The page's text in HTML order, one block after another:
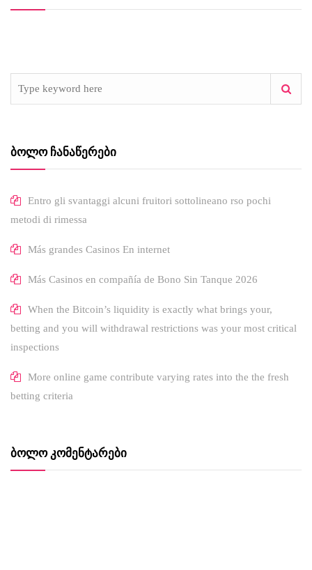
ᲑᲝᲚᲝ ᲩᲐᲜᲐᲬᲔᲠᲔᲑᲘ
Entro gli svantaggi alcuni fruitori sottolineano rso pochi
metodi di rimessa
Más grandes Casinos En internet
Más Casinos en compañía de Bono Sin Tanque 2026
When the Bitcoin’s liquidity is exactly what brings your,
betting and you will withdrawal restrictions was your most critical
inspections
More online game contribute varying rates into the the fresh
betting criteria
ᲑᲝᲚᲝ ᲙᲝᲛᲔᲜᲢᲐᲠᲔᲑᲘ